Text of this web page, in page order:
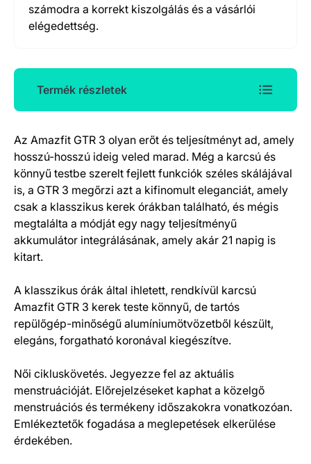
számodra a korrekt kiszolgálás és a vásárlói
elégedettség.
Termék részletek
Termék részletek
Az Amazfit GTR 3 olyan erőt és teljesítményt ad, amely
hosszú-hosszú ideig veled marad. Még a karcsú és
könnyű testbe szerelt fejlett funkciók széles skálájával
is, a GTR 3 megőrzi azt a kifinomult eleganciát, amely
csak a klasszikus kerek órákban található, és mégis
megtalálta a módját egy nagy teljesítményű
akkumulátor integrálásának, amely akár 21 napig is
kitart.
A klasszikus órák által ihletett, rendkívül karcsú
Amazfit GTR 3 kerek teste könnyű, de tartós
repülőgép-minőségű alumíniumötvözetből készült,
elegáns, forgatható koronával kiegészítve.
Női cikluskövetés. Jegyezze fel az aktuális
menstruációját. Előrejelzéseket kaphat a közelgő
menstruációs és termékeny időszakokra vonatkozóan.
Emlékeztetők fogadása a meglepetések elkerülése
érdekében.